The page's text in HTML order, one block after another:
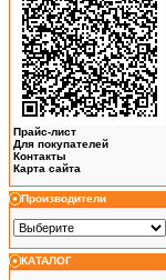
Прайс-лист
Для покупателей
Контакты
Карта сайта
Производители
КАТАЛОГ